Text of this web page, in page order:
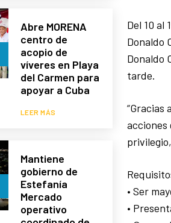
Abre MORENA
centro de
acopio de
víveres en Playa
del Carmen para
apoyar a Cuba
LEER MÁS
Mantiene
gobierno de
Estefanía
Mercado
operativo
Del 10 al
Donaldo
Donaldo
tarde.
“Gracias
acciones
• Ser
•